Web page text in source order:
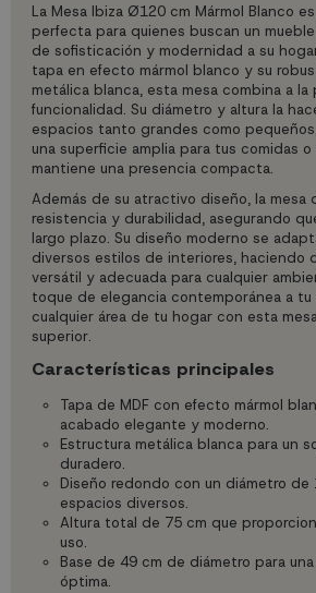
La Mesa Ibiza Ø120 cm Mármol Blanco
perfecta para quienes buscan un
de sofisticación y modernidad a su
tapa en efecto mármol blanco y su
metálica blanca, esta mesa combina a
funcionalidad. Su diámetro y altura la
espacios tanto grandes como
una superficie amplia para tus comidas
mantiene una presencia compacta.
Además de su atractivo diseño, la mesa
resistencia y durabilidad, asegurando
largo plazo. Su diseño moderno se
diversos estilos de interiores, haciendo
versátil y adecuada para cualquier
toque de elegancia contemporánea a tu
cualquier área de tu hogar con esta
superior.
Características principales
Tapa de MDF con efecto mármol
acabado elegante y moderno.
Estructura metálica blanca para un
duradero.
Diseño redondo con un diámetro de
espacios diversos.
Altura total de 75 cm que
uso.
Base de 49 cm de diámetro para
óptima.